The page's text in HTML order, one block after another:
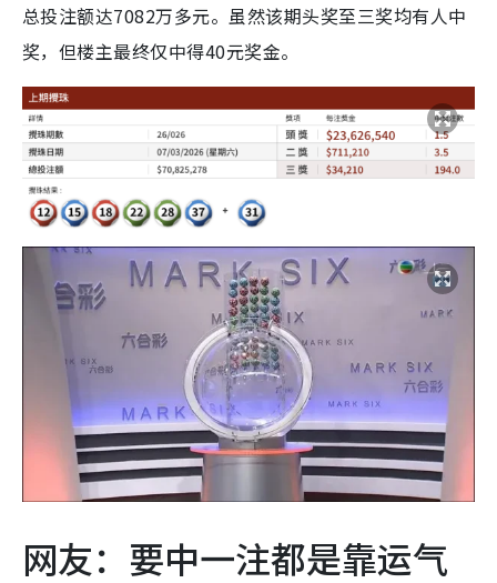
总投注额达7082万多元。虽然该期头奖至三奖均有人中
奖，但楼主最终仅中得40元奖金。
网友：要中一注都是靠运气